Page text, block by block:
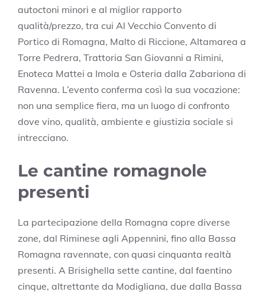
autoctoni minori e al miglior rapporto
qualità/prezzo, tra cui Al Vecchio Convento di
Portico di Romagna, Malto di Riccione, Altamarea a
Torre Pedrera, Trattoria San Giovanni a Rimini,
Enoteca Mattei a Imola e Osteria dalla Zabariona di
Ravenna. L’evento conferma così la sua vocazione:
non una semplice fiera, ma un luogo di confronto
dove vino, qualità, ambiente e giustizia sociale si
intrecciano.
Le cantine romagnole
presenti
La partecipazione della Romagna copre diverse
zone, dal Riminese agli Appennini, fino alla Bassa
Romagna ravennate, con quasi cinquanta realtà
presenti. A Brisighella sette cantine, dal faentino
cinque, altrettante da Modigliana, due dalla Bassa